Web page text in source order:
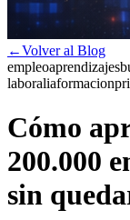
←Volver al Blog
empleoaprendizajes
laboraliaformacion
Cómo
200.000
sin